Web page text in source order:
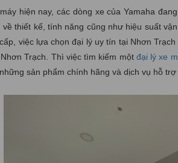
hiện nay, các dòng xe của Yamaha
thiết kế, tính năng cũng như hiệu suất
việc lựa chọn đại lý uy tín tại Nhơn
Trạch. Thì việc tìm kiếm một đại lý xe
sản phẩm chính hãng và dịch vụ hỗ trợ